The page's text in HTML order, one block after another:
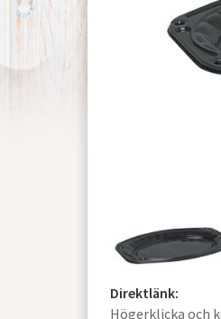
Direktlänk:
Högerklicka och